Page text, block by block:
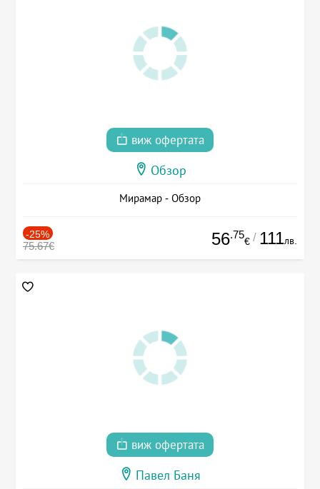
виж офертата
Обзор
Мирамар - Обзор
-25%
75.67€ 56.75
€ / 111лв.
виж офертата
Павел Баня